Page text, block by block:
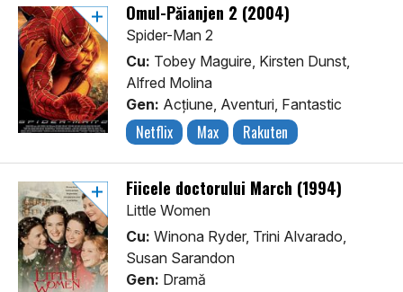
Omul-Păianjen 2 (2004)
Spider-Man 2
Cu: Tobey Maguire, Kirsten Dunst,
Alfred Molina
Gen: Acţiune, Aventuri, Fantastic
Netflix Max Rakuten
Fiicele doctorului March (1994)
Little Women
Cu: Winona Ryder, Trini Alvarado,
Susan Sarandon
Gen: Dramă